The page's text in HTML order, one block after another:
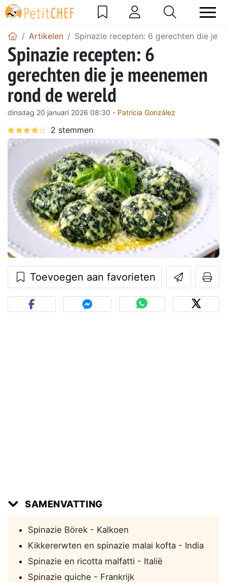
Artikelen Spinazie recepten: 6 gerechten die je
Spinazie recepten: 6
gerechten die je meenemen
rond de wereld
dinsdag 20 januari 2026 08:30 - Patricia González
Toevoegen aan favorieten
SAMENVATTING
Spinazie Börek - Kalkoen
Kikkererwten en spinazie malai kofta - India
Spinazie en ricotta malfatti - Italië
Spinazie quiche - Frankrijk